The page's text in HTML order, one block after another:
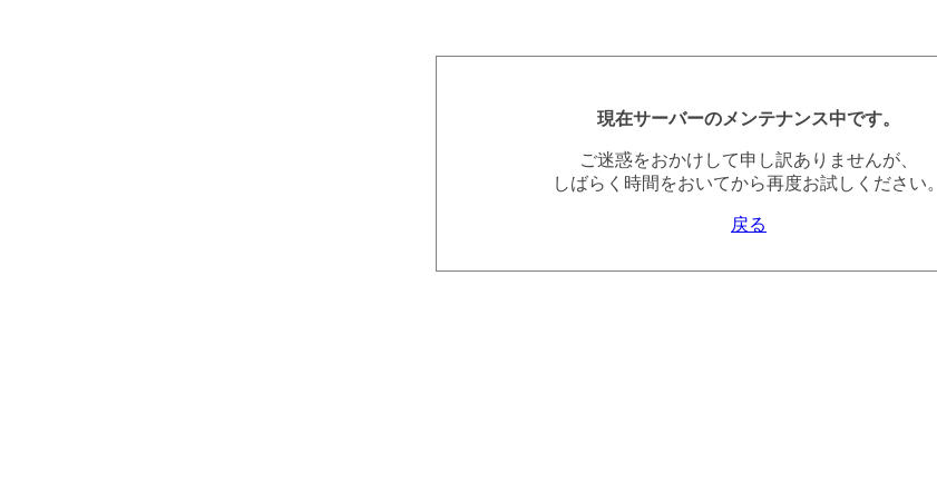
現在サーバーのメンテナンス中です。
ご迷惑をおかけして申し訳ありませんが、
しばらく時間をおいてから再度お試しください。
戻る